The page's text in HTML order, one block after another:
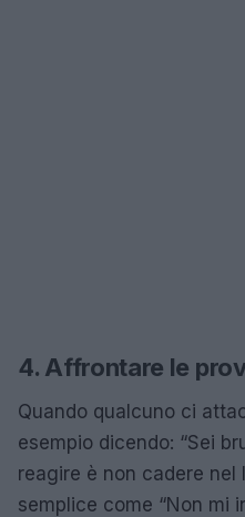
4. Affrontare le
Quando qualcuno ci
esempio dicendo: “Sei
reagire è non cadere nel
semplice come “Non mi